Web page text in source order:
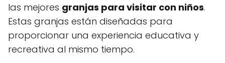
las mejores granjas para visitar con niños.
Estas granjas están diseñadas para
proporcionar una experiencia educativa y
recreativa al mismo tiempo.